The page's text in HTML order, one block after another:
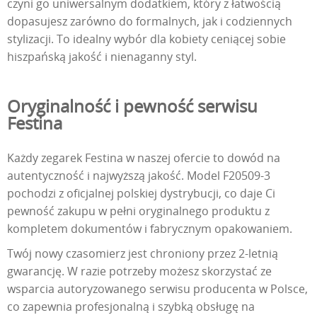
czyni go uniwersalnym dodatkiem, który z łatwością
dopasujesz zarówno do formalnych, jak i codziennych
stylizacji. To idealny wybór dla kobiety ceniącej sobie
hiszpańską jakość i nienaganny styl.
Oryginalność i pewność serwisu
Festina
Każdy zegarek Festina w naszej ofercie to dowód na
autentyczność i najwyższą jakość. Model F20509-3
pochodzi z oficjalnej polskiej dystrybucji, co daje Ci
pewność zakupu w pełni oryginalnego produktu z
kompletem dokumentów i fabrycznym opakowaniem.
Twój nowy czasomierz jest chroniony przez 2-letnią
gwarancję. W razie potrzeby możesz skorzystać ze
wsparcia autoryzowanego serwisu producenta w Polsce,
co zapewnia profesjonalną i szybką obsługę na